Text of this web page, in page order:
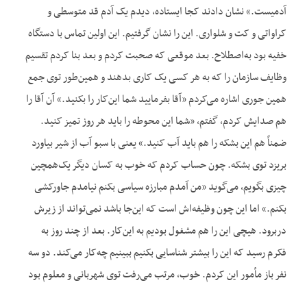
آدمیست.» نشان دادند کجا ایستاده، دیدم یک آدم قد متوسطی و
کراواتی و کت و شلواری. این را نشان گرفتیم. این اولین تماس با دستگاه
خفیه بود به‌اصطلاح. بعد موقعی که صحبت کردم و بعد بنا کردم تقسیم
وظایف سازمان را که به هر کسی یک کاری بدهند و همین‌طور توی جمع
همین جوری اشاره می‌کردم «آقا بفرمایید شما این‌کار را بکنید.» آن آقا را
هم صدایش کردم، گفتم، «شما این محوطه را باید هر روز تمیز کنید.
ضمناً هم این بشکه را هم باید آب کنید.» یعنی با سبو آب از شیر بیاورد
بریزد توی بشکه. چون حساب کردم که خوب به کسان دیگر یک‌همچین
چیزی بگویم، می‌گوید «من آمدم مبارزه سیاسی بکنم نیامدم جاورکشی
بکنم.» اما این چون وظیفه‌اش است که این‌جا باشد نمی‌تواند از زیرش
دربرود. هیچی این را هم مشغول بودیم به این‌کار. بعد از چند روز به
فکرم رسید که این را بیشتر شناسایی بکنیم ببینیم چه‌کار می‌کند. دو سه
نفر باز مأمور این کردم. خوب، مرتب می‌رفت توی شهربانی و معلوم بود